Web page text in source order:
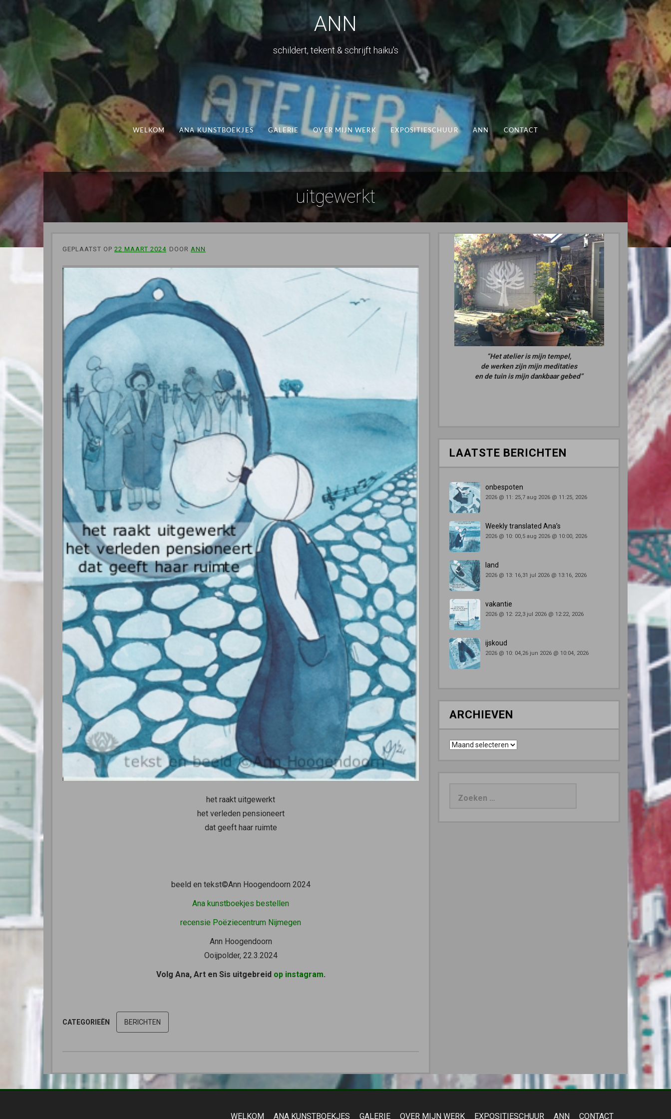
ANN
schildert, tekent & schrijft haiku's
WELKOM ANA KUNSTBOEKJES GALERIE OVER MIJN WERK EXPOSITIESCHUUR ANN CONTACT
uitgewerkt
GEPLAATST OP 22 MAART 2024 DOOR ANN
het raakt uitgewerkt
het verleden pensioneert
dat geeft haar ruimte
beeld en tekst©Ann Hoogendoorn 2024
Ana kunstboekjes bestellen
recensie Poëziecentrum Nijmegen
Ann Hoogendoorn
Ooijpolder, 22.3.2024
Volg Ana, Art en Sis uitgebreid op instagram.
CATEGORIEËN BERICHTEN
“Het atelier is mijn tempel,
de werken zijn mijn meditaties
en de tuin is mijn dankbaar gebed”
LAATSTE BERICHTEN
onbespoten
2026 @ 11: 25,7 aug 2026 @ 11:25, 2026
Weekly translated Ana’s
2026 @ 10: 00,5 aug 2026 @ 10:00, 2026
land
2026 @ 13: 16,31 jul 2026 @ 13:16, 2026
vakantie
2026 @ 12: 22,3 jul 2026 @ 12:22, 2026
ijskoud
2026 @ 10: 04,26 jun 2026 @ 10:04, 2026
ARCHIEVEN
Archieven
WELKOM ANA KUNSTBOEKJES GALERIE OVER MIJN WERK EXPOSITIESCHUUR ANN CONTACT